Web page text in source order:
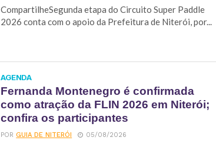
CompartilheSegunda etapa do Circuito Super Paddle
2026 conta com o apoio da Prefeitura de Niterói, por...
AGENDA
Fernanda Montenegro é confirmada
como atração da FLIN 2026 em Niterói;
confira os participantes
PORGUIA DE NITERÓI 05/08/2026